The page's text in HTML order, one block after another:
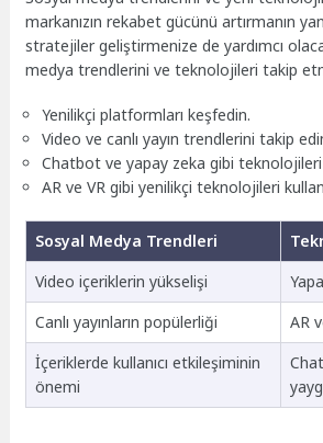
markanızın rekabet gücünü artırmanın
stratejiler geliştirmenize de yardımcı
medya trendlerini ve teknolojileri takip
Yenilikçi platformları keşfedin.
Video ve canlı yayın trendlerini takip
Chatbot ve yapay zeka gibi
AR ve VR gibi yenilikçi teknolojileri
Sosyal Medya Trendleri
Video içeriklerin yükselişi
Canlı yayınların popülerliği
AR
İçeriklerde kullanıcı etkileşiminin
önemi